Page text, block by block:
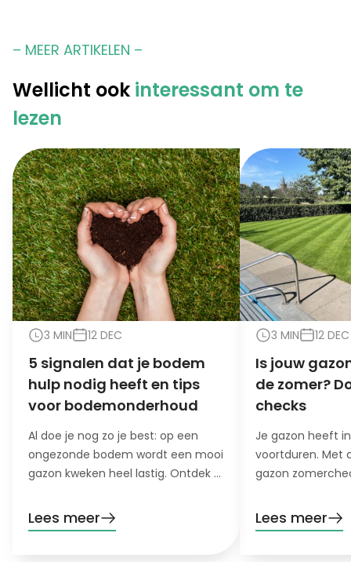
– MEER ARTIKELEN –
Wellicht ook interessant om te
lezen
3 MIN 12 DEC
5 signalen dat je bodem
hulp nodig heeft en tips
voor bodemonderhoud
Al doe je nog zo je best: op een
ongezonde bodem wordt een mooi
gazon kweken heel lastig. Ontdek 5
heeft!
Lees meer
3 MIN 12 DEC
Is jouw
de zomer?
checks
Je gazon heeft
voortduren. Met
gazon
hete, droge
Lees meer